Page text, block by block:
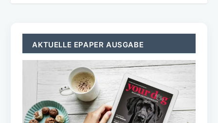
AKTUELLE EPAPER AUSGABE